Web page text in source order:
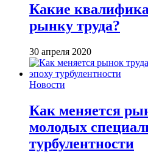
Какие
рынку труда?
30 апреля 2020
Новости
Как меняется
молодых
турбулентности